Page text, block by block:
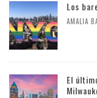
Los
AMALIA
El